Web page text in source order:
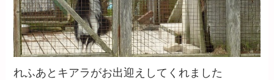
れふあとキアラがお出迎えしてくれました